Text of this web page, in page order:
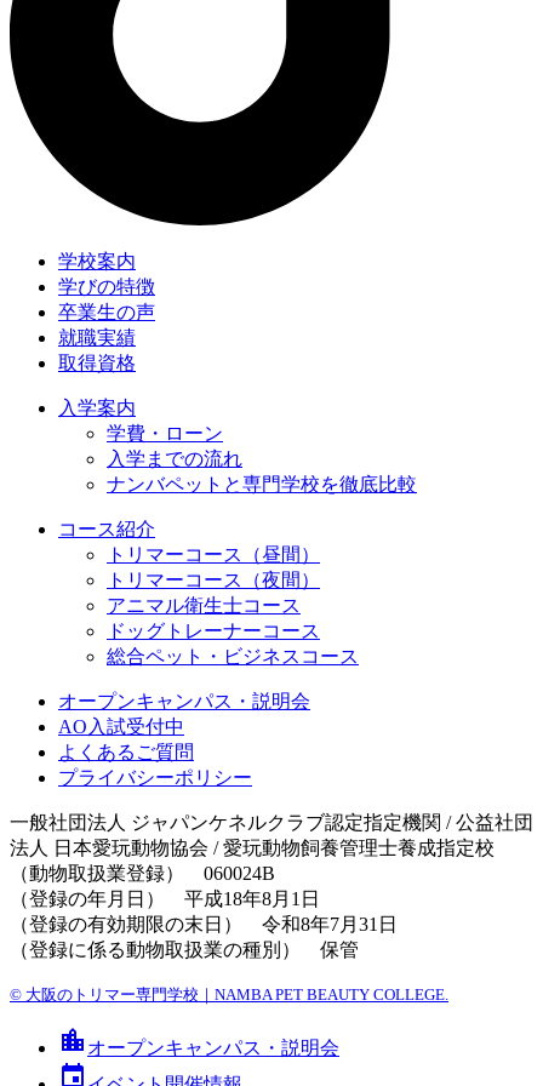
学校案内
学びの特徴
卒業生の声
就職実績
取得資格
入学案内
学費・ローン
入学までの流れ
ナンバペットと専門学校を徹底比較
コース紹介
トリマーコース（昼間）
トリマーコース（夜間）
アニマル衛生士コース
ドッグトレーナーコース
総合ペット・ビジネスコース
オープンキャンパス・説明会
AO入試受付中
よくあるご質問
プライバシーポリシー
一般社団法人 ジャパンケネルクラブ認定指定機関 / 公益社団
法人 日本愛玩動物協会 / 愛玩動物飼養管理士養成指定校
（動物取扱業登録） 060024B
（登録の年月日） 平成18年8月1日
（登録の有効期限の末日） 令和8年7月31日
（登録に係る動物取扱業の種別） 保管
© 大阪のトリマー専門学校｜NAMBA PET BEAUTY COLLEGE.
location_city オープンキャンパス ・説明会
event